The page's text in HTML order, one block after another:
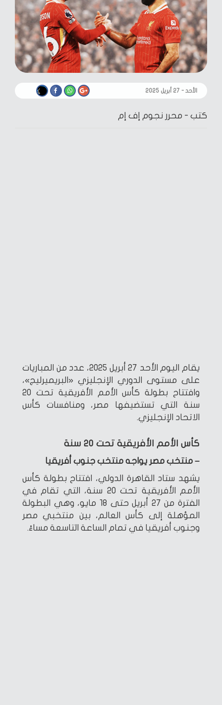
الأحد - ٢٧ أبريل ٢٠٢٥
كتب - محرر نجوم إف إم
يقام اليوم الأحد 27 أبريل 2025، عدد من المباريات
على مستوى الدوري الإنجليزي «البريميرليج»،
وافتتاح بطولة كأس الأمم الأفريقية تحت 20
سنة التي تستضيفها مصر، ومنافسات كأس
الاتحاد الإنجليزي.
كأس الأمم الأفريقية تحت 20 سنة
– منتخب مصر يواجه منتخب جنوب أفريقيا
يشهد ستاد القاهرة الدولي، افتتاح بطولة كأس
الأمم الأفريقية تحت 20 سنة، التي تقام في
الفترة من 27 أبريل حتى 18 مايو، وهي البطولة
المؤهلة إلى كأس العالم، بين منتخبي مصر
وجنوب أفريقيا في تمام الساعة التاسعة مساءً.